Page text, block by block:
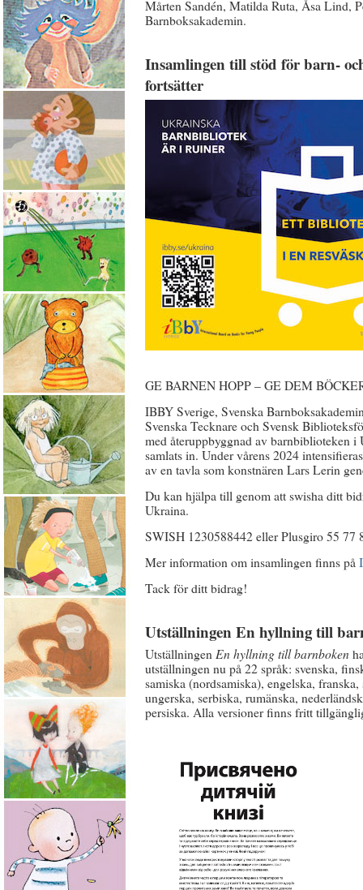
Mårten Sandén, Matilda Ruta, Åsa Lind,
Barnboksakademin.
Insamlingen till stöd för barn-
fortsätter
GE BARNEN HOPP – GE DEM
IBBY Sverige, Svenska
Svenska Tecknare och Svensk
med återuppbyggnad av barnbiblioteken
samlats in. Under vårens 2024
av en tavla som konstnären Lars Lerin
Du kan hjälpa till genom att swisha ditt
Ukraina.
SWISH 1230588442 eller Plusgiro 55 77
Mer information om insamlingen finns på
Tack för ditt bidrag!
Utställningen En hyllning till
Utställningen En hyllning till barnboken
utställningen nu på 22 språk: svenska,
samiska (nordsamiska), engelska,
ungerska, serbiska, rumänska,
persiska. Alla versioner finns fritt